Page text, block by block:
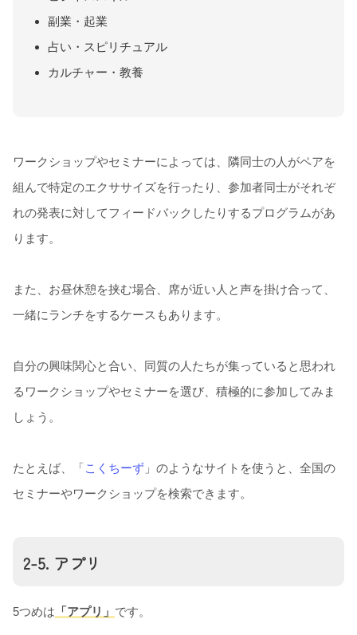
副業・起業
占い・スピリチュアル
カルチャー・教養
ワークショップやセミナーによっては、隣同士の人がペアを
組んで特定のエクササイズを行ったり、参加者同士がそれぞ
れの発表に対してフィードバックしたりするプログラムがあ
ります。
また、お昼休憩を挟む場合、席が近い人と声を掛け合って、
一緒にランチをするケースもあります。
自分の興味関心と合い、同質の人たちが集っていると思われ
るワークショップやセミナーを選び、積極的に参加してみま
しょう。
たとえば、「こくちーず 」のようなサイトを使うと、全国の
セミナーやワークショップを検索できます。
2-5. アプリ
5つめは 「アプリ」 です。